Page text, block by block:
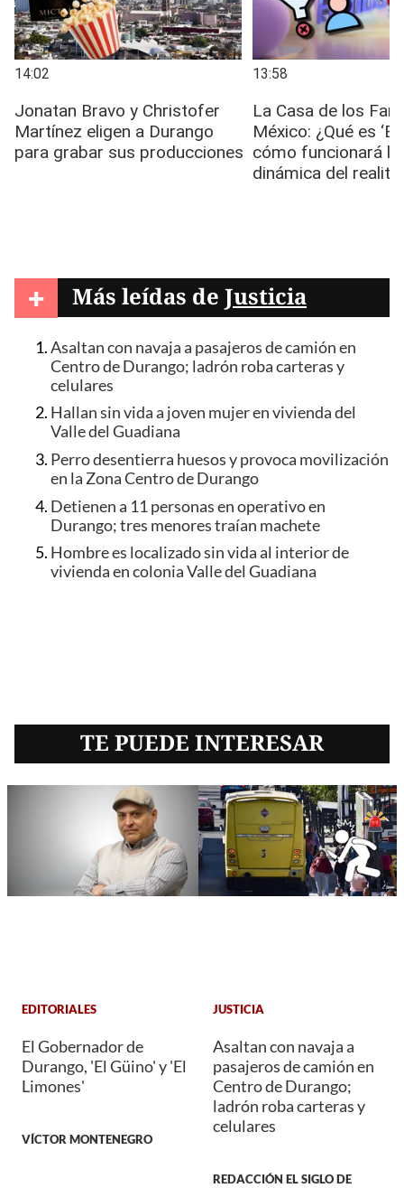
+ Más leídas de Justicia
Asaltan con navaja a pasajeros de camión en
Centro de Durango; ladrón roba carteras y
celulares
Hallan sin vida a joven mujer en vivienda del
Valle del Guadiana
Perro desentierra huesos y provoca movilización
en la Zona Centro de Durango
Detienen a 11 personas en operativo en
Durango; tres menores traían machete
Hombre es localizado sin vida al interior de
vivienda en colonia Valle del Guadiana
TE PUEDE INTERESAR
EDITORIALES
El Gobernador de
Durango, 'El Güino' y 'El
Limones'
VÍCTOR MONTENEGRO
JUSTICIA
Asaltan con navaja a
pasajeros de camión en
Centro de Durango;
ladrón roba carteras y
celulares
REDACCIÓN EL SIGLO DE